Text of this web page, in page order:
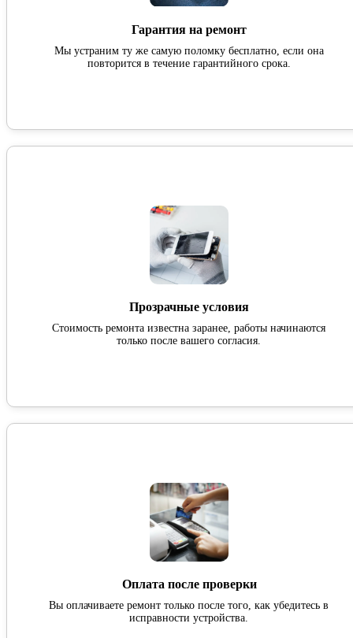
Гарантия на ремонт
Мы устраним ту же самую поломку бесплатно, если она
повторится в течение гарантийного срока.
Прозрачные условия
Стоимость ремонта известна заранее, работы начинаются
только после вашего согласия.
Оплата после проверки
Вы оплачиваете ремонт только после того, как убедитесь в
исправности устройства.